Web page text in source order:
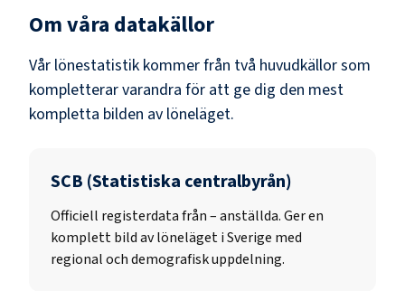
Om våra datakällor
Vår lönestatistik kommer från två huvudkällor som
kompletterar varandra för att ge dig den mest
kompletta bilden av löneläget.
SCB (Statistiska centralbyrån)
Officiell registerdata från–anställda. Ger en
komplett bild av löneläget i Sverige med
regional och demografisk uppdelning.